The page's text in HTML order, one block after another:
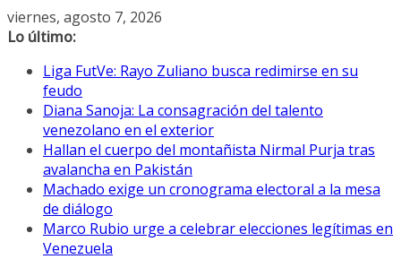
Saltar
al
viernes, agosto 7, 2026
Lo último:
Liga FutVe: Rayo Zuliano busca redimirse en su
feudo
Diana Sanoja: La consagración del talento
venezolano en el exterior
Hallan el cuerpo del montañista Nirmal Purja tras
avalancha en Pakistán
Machado exige un cronograma electoral a la mesa
de diálogo
Marco Rubio urge a celebrar elecciones legítimas en
Venezuela